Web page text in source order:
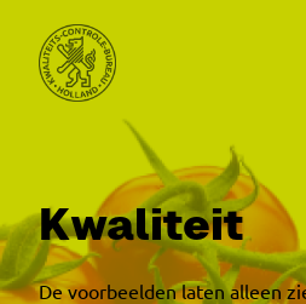
Kwaliteit
De voorbeelden laten alleen